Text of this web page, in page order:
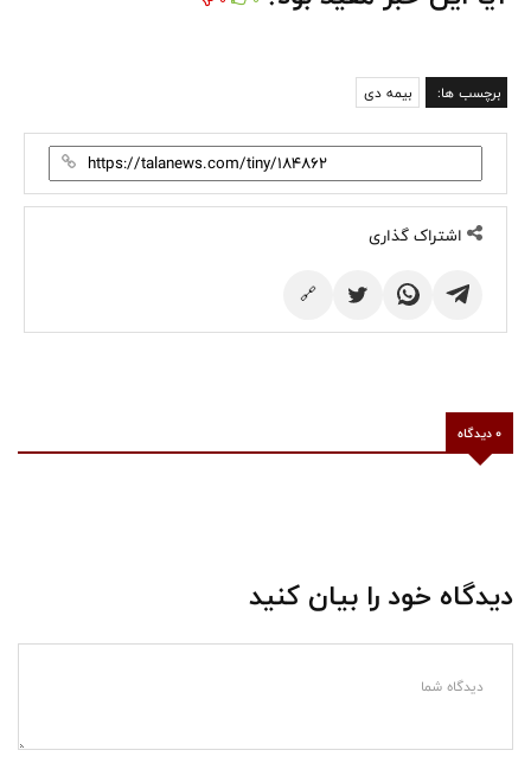
برچسب ها: بیمه دی
اشتراک گذاری
🔗
0 دیدگاه
دیدگاه خود را بیان کنید